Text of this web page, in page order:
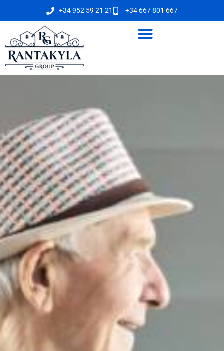
+34 952 59 21 21 +34 667 801 667